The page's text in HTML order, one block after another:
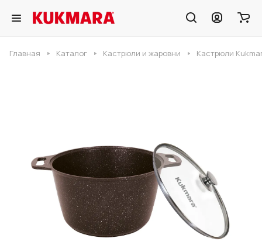
Главная Каталог Кастрюли и жаровни Кастрюли